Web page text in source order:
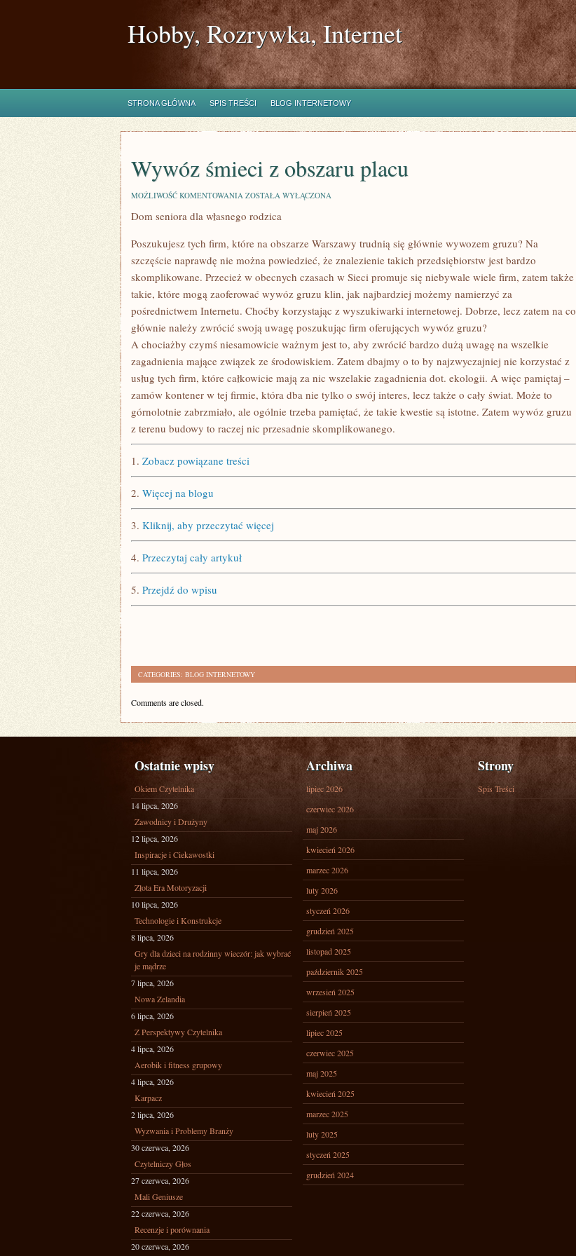
Hobby, Rozrywka, Internet
STRONA GŁÓWNA SPIS TREŚCI BLOG INTERNETOWY
Wywóz śmieci z obszaru placu
MOŻLIWOŚĆ KOMENTOWANIA WYWÓZ
Z
ZOSTAŁA WYŁĄCZONA
Dom seniora dla własnego rodzica
Poszukujesz tych firm, które na obszarze Warszawy trudnią się głównie wywozem gruzu? Na
szczęście naprawdę nie można powiedzieć, że znalezienie takich przedsiębiorstw jest bardzo
skomplikowane. Przecież w obecnych czasach w Sieci promuje się niebywale wiele firm, zatem także
takie, które mogą zaoferować wywóz gruzu klin, jak najbardziej możemy namierzyć za
pośrednictwem Internetu. Choćby korzystając z wyszukiwarki internetowej. Dobrze, lecz zatem na co
głównie należy zwrócić swoją uwagę poszukując firm oferujących wywóz gruzu?
A chociażby czymś niesamowicie ważnym jest to, aby zwrócić bardzo dużą uwagę na wszelkie
zagadnienia mające związek ze środowiskiem. Zatem dbajmy o to by najzwyczajniej nie korzystać z
usług tych firm, które całkowicie mają za nic wszelakie zagadnienia dot. ekologii. A więc pamiętaj –
zamów kontener w tej firmie, która dba nie tylko o swój interes, lecz także o cały świat. Może to
górnolotnie zabrzmiało, ale ogólnie trzeba pamiętać, że takie kwestie są istotne. Zatem wywóz gruzu
z terenu budowy to raczej nic przesadnie skomplikowanego.
1. Zobacz powiązane treści
2. Więcej na blogu
3. Kliknij, aby przeczytać więcej
4. Przeczytaj cały artykuł
5. Przejdź do wpisu
CATEGORIES: BLOG INTERNETOWY
Comments are closed.
Ostatnie wpisy
Okiem Czytelnika
14 lipca, 2026
Zawodnicy i Drużyny
12 lipca, 2026
Inspiracje i Ciekawostki
11 lipca, 2026
Złota Era Motoryzacji
10 lipca, 2026
Technologie i Konstrukcje
8 lipca, 2026
Gry dla dzieci na rodzinny wieczór: jak wybrać
je mądrze
7 lipca, 2026
Nowa Zelandia
6 lipca, 2026
Z Perspektywy Czytelnika
4 lipca, 2026
Aerobik i fitness grupowy
4 lipca, 2026
Karpacz
2 lipca, 2026
Wyzwania i Problemy Branży
30 czerwca, 2026
Czytelniczy Głos
27 czerwca, 2026
Mali Geniusze
22 czerwca, 2026
Recenzje i porównania
20 czerwca, 2026
Archiwa
lipiec 2026
czerwiec 2026
maj 2026
kwiecień 2026
marzec 2026
luty 2026
styczeń 2026
grudzień 2025
listopad 2025
październik 2025
wrzesień 2025
sierpień 2025
lipiec 2025
czerwiec 2025
maj 2025
kwiecień 2025
marzec 2025
luty 2025
styczeń 2025
grudzień 2024
Strony
Spis Treści